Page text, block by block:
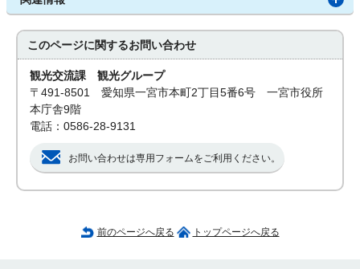
このページに関するお問い合わせ
観光交流課 観光グループ
〒491-8501 愛知県一宮市本町2丁目5番6号 一宮市役所
本庁舎9階
電話：0586-28-9131
お問い合わせは専用フォームをご利用ください。
前のページへ戻る トップページへ戻る